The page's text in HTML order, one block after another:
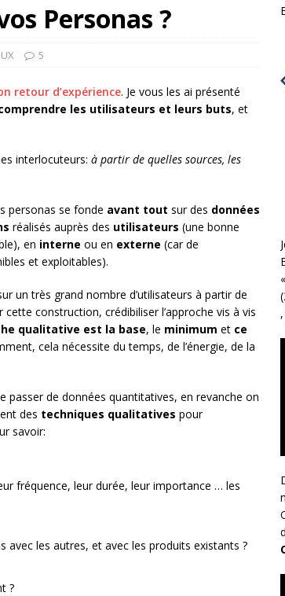
Personas ?
5
retour d’expérience. Je vous les ai présenté
les utilisateurs et leurs buts, et
interlocuteurs: à partir de quelles sources, les
personas se fonde avant tout sur des données
réalisés auprès des utilisateurs (une bonne
en interne ou en externe (car de
et exploitables).
un très grand nombre d’utilisateurs à partir de
construction, crédibiliser l’approche vis à vis
qualitative est la base, le minimum et ce
cela nécessite du temps, de l’énergie, de la
passer de données quantitatives, en revanche on
des techniques qualitatives pour
savoir:
fréquence, leur durée, leur importance … les
avec les autres, et avec les produits existants ?
?
«
,